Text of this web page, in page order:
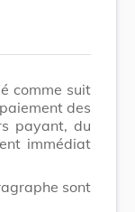
comme suit
des
payant, du
immédiat
sont